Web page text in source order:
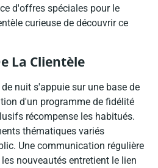
d'offres spéciales pour le
curieuse de découvrir ce
La Clientèle
nuit s'appuie sur une base de
d'un programme de fidélité
récompense les habitués.
thématiques variés
Une communication régulière
nouveautés entretient le lien